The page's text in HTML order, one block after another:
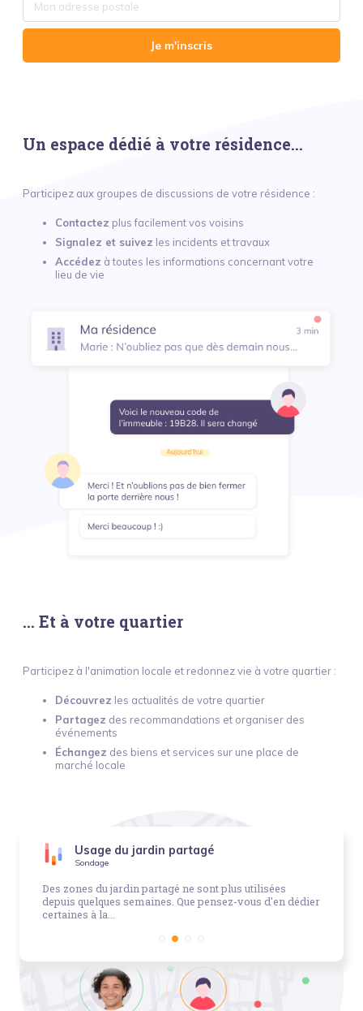
Je m'inscris
Un espace dédié à votre résidence...
Participez aux groupes de discussions de votre résidence :
Contactez plus facilement vos voisins
Signalez et suivez les incidents et travaux
Accédez à toutes les informations concernant votre
lieu de vie
... Et à votre quartier
Participez à l'animation locale et redonnez vie à votre quartier :
Découvrez les actualités de votre quartier
Partagez des recommandations et organiser des
événements
Échangez des biens et services sur une place de
marché locale
Usage du jardin partagé
Sondage
Des zones du jardin partagé ne sont plus utilisées
depuis quelques semaines. Que pensez-vous d'en dédier
certaines à la...